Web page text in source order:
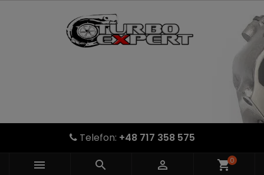
Telefon: +48 717 358 575
   shopping_cart0